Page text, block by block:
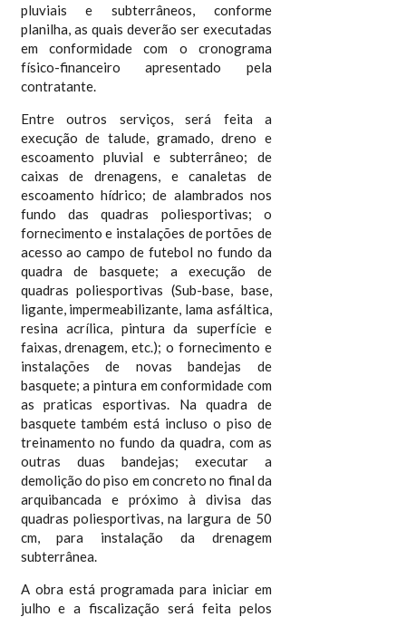
pluviais e subterrâneos, conforme
planilha, as quais deverão ser executadas
em conformidade com o cronograma
físico-financeiro apresentado pela
contratante.
Entre outros serviços, será feita a
execução de talude, gramado, dreno e
escoamento pluvial e subterrâneo; de
caixas de drenagens, e canaletas de
escoamento hídrico; de alambrados nos
fundo das quadras poliesportivas; o
fornecimento e instalações de portões de
acesso ao campo de futebol no fundo da
quadra de basquete; a execução de
quadras poliesportivas (Sub-base, base,
ligante, impermeabilizante, lama asfáltica,
resina acrílica, pintura da superfície e
faixas, drenagem, etc.); o fornecimento e
instalações de novas bandejas de
basquete; a pintura em conformidade com
as praticas esportivas. Na quadra de
basquete também está incluso o piso de
treinamento no fundo da quadra, com as
outras duas bandejas; executar a
demolição do piso em concreto no final da
arquibancada e próximo à divisa das
quadras poliesportivas, na largura de 50
cm, para instalação da drenagem
subterrânea.
A obra está programada para iniciar em
julho e a fiscalização será feita pelos